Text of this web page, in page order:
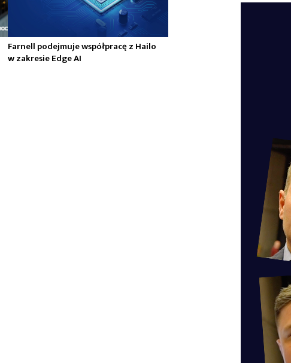
Farnell podejmuje współpracę z Hailo
w zakresie Edge AI